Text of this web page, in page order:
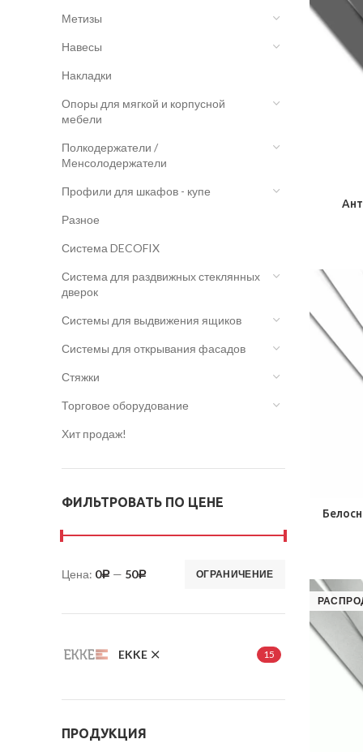
Метизы
Навесы
Накладки
Опоры для мягкой и корпусной
мебели
Полкодержатели /
Менсолодержатели
Профили для шкафов - купе
Разное
Система DECOFIX
Система для раздвижных стеклянных
дверок
Системы для выдвижения ящиков
Системы для открывания фасадов
Стяжки
Торговое оборудование
Хит продаж!
ФИЛЬТРОВАТЬ ПО ЦЕНЕ
ОГРАНИЧЕНИЕ
Цена: 0Р — 50Р
EKKE 15
ПРОДУКЦИЯ